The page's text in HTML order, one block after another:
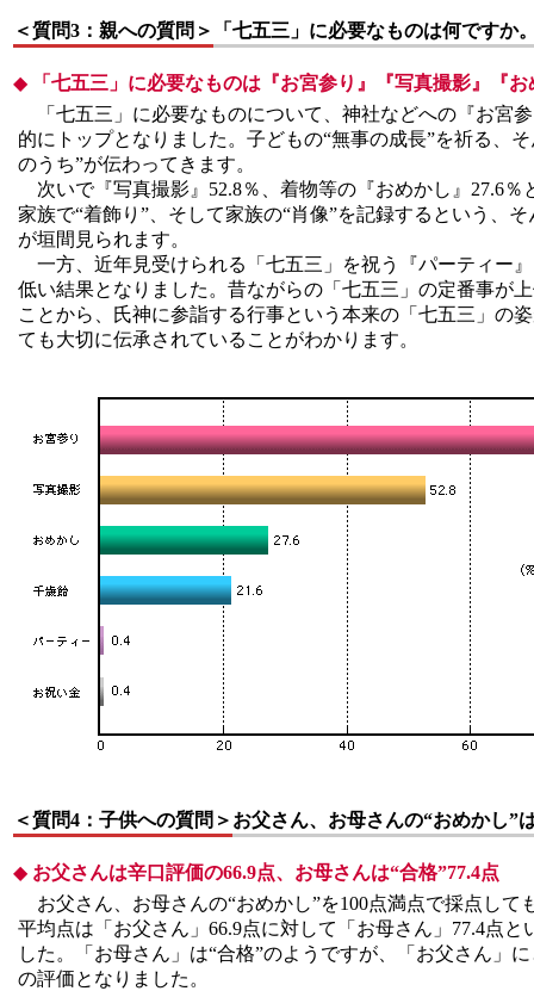
＜質問3：親への質問＞ 「七五三」に必要なものは何ですか
◆
「七五三」に必要なものは『お宮参り』『写真撮影』『
「七五三」に必要なものについて、神社などへの『お宮
的にトップとなりました。子どもの“無事の成長”を祈る、
のうち”が伝わってきます。
次いで『写真撮影』52.8％、着物等の『おめかし』27.6％
家族で“着飾り”、そして家族の“肖像”を記録するという、
が垣間見られます。
一方、近年見受けられる「七五三」を祝う『パーティー
低い結果となりました。昔ながらの「七五三」の定番事が
ことから、氏神に参詣する行事という本来の「七五三」の
ても大切に伝承されていることがわかります。
＜質問4：子供への質問＞ お父さん、お母さんの“おめかし”
◆ お父さんは辛口評価の66.9点、お母さんは“合格”77.4点
お父さん、お母さんの“おめかし”を100点満点で採点して
平均点は「お父さん」66.9点に対して「お母さん」77.4点と
した。「お母さん」は“合格”のようですが、「お父さん」
の評価となりました。